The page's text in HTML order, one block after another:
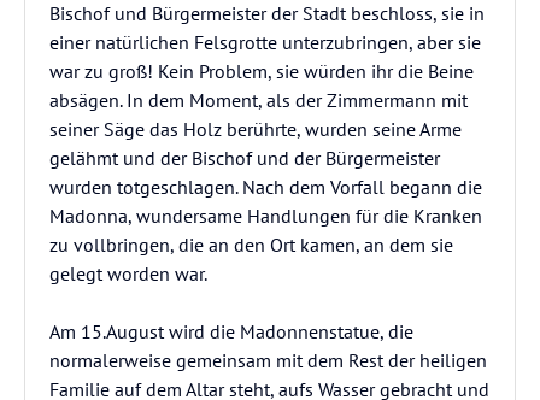
Bischof und Bürgermeister der Stadt beschloss, sie in
einer natürlichen Felsgrotte unterzubringen, aber sie
war zu groß! Kein Problem, sie würden ihr die Beine
absägen. In dem Moment, als der Zimmermann mit
seiner Säge das Holz berührte, wurden seine Arme
gelähmt und der Bischof und der Bürgermeister
wurden totgeschlagen. Nach dem Vorfall begann die
Madonna, wundersame Handlungen für die Kranken
zu vollbringen, die an den Ort kamen, an dem sie
gelegt worden war.
Am 15.August wird die Madonnenstatue, die
normalerweise gemeinsam mit dem Rest der heiligen
Familie auf dem Altar steht, aufs Wasser gebracht und